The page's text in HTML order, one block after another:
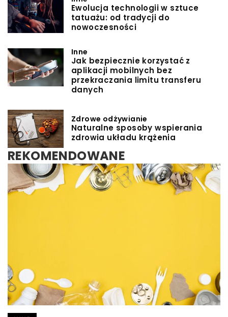
Ewolucja technologii w sztuce
tatuażu: od tradycji do
nowoczesności
Inne
Jak bezpiecznie korzystać z
aplikacji mobilnych bez
przekraczania limitu transferu
danych
Zdrowe odżywianie
Naturalne sposoby wspierania
zdrowia układu krążenia
REKOMENDOWANE